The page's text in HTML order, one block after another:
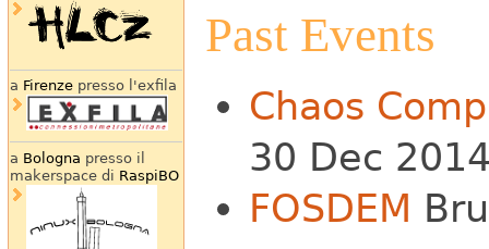
a Firenzepresso l'exfila
a Bologna presso il
makerspace di RaspiBO
Past Events
Chaos
30 Dec
FOSDEM